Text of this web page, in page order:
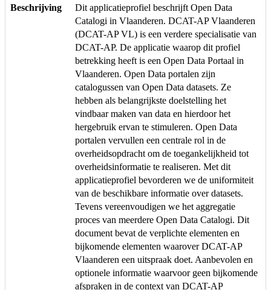
Beschrijving
Dit applicatieprofiel beschrijft Open Data
Catalogi in Vlaanderen. DCAT-AP Vlaanderen
(DCAT-AP VL) is een verdere specialisatie van
DCAT-AP. De applicatie waarop dit profiel
betrekking heeft is een Open Data Portaal in
Vlaanderen. Open Data portalen zijn
catalogussen van Open Data datasets. Ze
hebben als belangrijkste doelstelling het
vindbaar maken van data en hierdoor het
hergebruik ervan te stimuleren. Open Data
portalen vervullen een centrale rol in de
overheidsopdracht om de toegankelijkheid tot
overheidsinformatie te realiseren. Met dit
applicatieprofiel bevorderen we de uniformiteit
van de beschikbare informatie over datasets.
Tevens vereenvoudigen we het aggregatie
proces van meerdere Open Data Catalogi. Dit
document bevat de verplichte elementen en
bijkomende elementen waarover DCAT-AP
Vlaanderen een uitspraak doet. Aanbevolen en
optionele informatie waarvoor geen bijkomende
afspraken in de context van DCAT-AP